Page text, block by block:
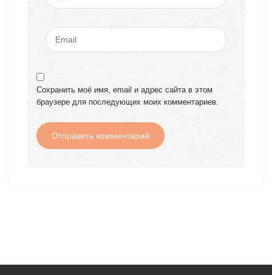
Сохранить моё имя, email и адрес сайта в этом
браузере для последующих моих комментариев.